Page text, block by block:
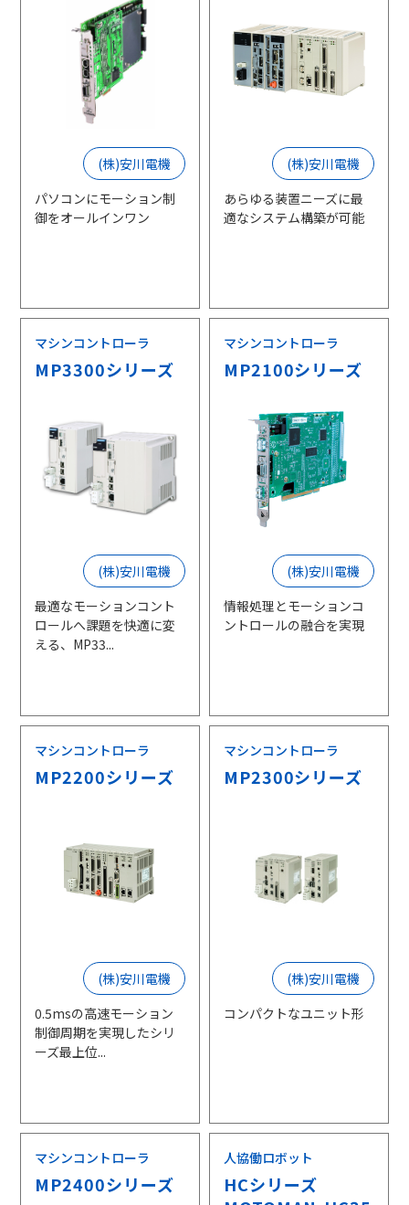
(株)安川電機
パソコンにモーション制
御をオールインワン
(株)安川電機
あらゆる装置ニーズに最
適なシステム構築が可能
マシンコントローラ
MP3300シリーズ
(株)安川電機
最適なモーションコント
ロールへ課題を快適に変
える、MP33...
マシンコントローラ
MP2100シリーズ
(株)安川電機
情報処理とモーションコ
ントロールの融合を実現
マシンコントローラ
MP2200シリーズ
(株)安川電機
0.5msの高速モーション
制御周期を実現したシリ
ーズ最上位...
マシンコントローラ
MP2300シリーズ
(株)安川電機
コンパクトなユニット形
マシンコントローラ
MP2400シリーズ
人協働ロボット
HCシリーズ